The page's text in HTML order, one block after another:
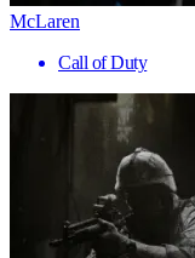
McLaren
Call of Duty